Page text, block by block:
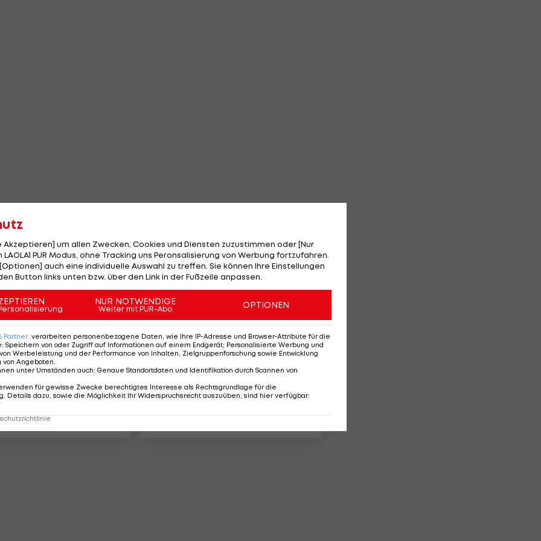
Wien: Die
müssen liefern
Fix! Austria Wien
verpflichtet neuen
Akzeptieren] um allen Zwecken, Cookies und Diensten zuzustimmen oder [Nur
PUR Modus, ohne Tracking uns Peronsalisierung von Werbung fortzufahren.
auch eine individuelle Auswahl zu treffen. Sie können Ihre Einstellungen
Button links unten bzw. über den Link in der Fußzeile anpassen.
NUR NOTWENDIGE
Weiter mit PUR-Abo OPTIONEN
Partner verarbeiten personenbezogene Daten, wie Ihre IP-Adresse und Browser-Attribute für die
: Speichern von oder Zugriff auf Informationen auf einem Endgerät; Personalisierte Werbung und
Werbeleistung und der Performance von Inhalten, Zielgruppenforschung sowie Entwicklung
von Angeboten
unter Umständen auch: Genaue Standortdaten und Identifikation durch Scannen von
für gewisse Zwecke berechtigtes Interesse als Rechtsgrundlage für die
Details dazu, sowie die Möglichkeit Ihr Widerspruchsrecht auszuüben, sind hier verfügbar: